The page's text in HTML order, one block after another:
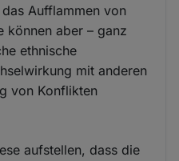
Aufflammen von
können aber – ganz
ethnische
mit anderen
von Konflikten
aufstellen, dass die